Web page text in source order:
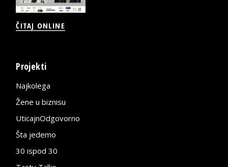
ČITAJ ONLINE
Projekti
Najkolega
Žene u biznisu
UticajnOdgovorno
Šta jedemo
30 ispod 30